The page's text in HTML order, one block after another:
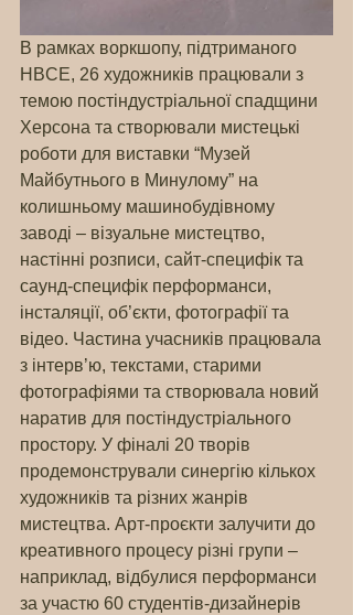
В рамках воркшопу, підтриманого
HBCE, 26 художників працювали з
темою постіндустріальної спадщини
Херсона та створювали мистецькі
роботи для виставки “Музей
Майбутнього в Минулому” на
колишньому машинобудівному
заводі – візуальне мистецтво,
настінні розписи, сайт-специфік та
саунд-специфік перформанси,
інсталяції, об’єкти, фотографії та
відео. Частина учасників працювала
з інтерв’ю, текстами, старими
фотографіями та створювала новий
наратив для постіндустріального
простору. У фіналі 20 творів
продемонстрували синергію кількох
художників та різних жанрів
мистецтва. Арт-проєкти залучити до
креативного процесу різні групи –
наприклад, відбулися перформанси
за участю 60 студентів-дизайнерів